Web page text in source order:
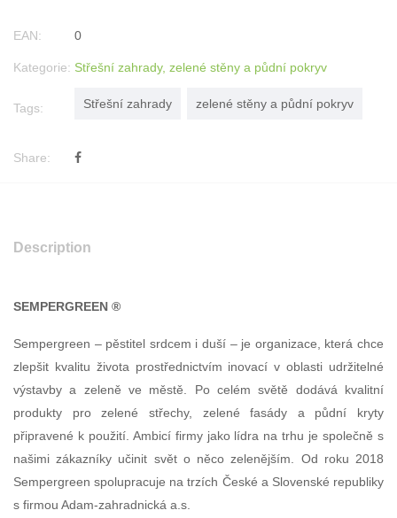
EAN: 0
Kategorie: Střešní zahrady, zelené stěny a půdní pokryv
Tags: Střešní zahrady zelené stěny a půdní pokryv
Share:
Description
SEMPERGREEN ®
Sempergreen – pěstitel srdcem i duší – je organizace, která chce
zlepšit kvalitu života prostřednictvím inovací v oblasti udržitelné
výstavby a zeleně ve městě. Po celém světě dodává kvalitní
produkty pro zelené střechy, zelené fasády a půdní kryty
připravené k použití. Ambicí firmy jako lídra na trhu je společně s
našimi zákazníky učinit svět o něco zelenějším. Od roku 2018
Sempergreen spolupracuje na trzích České a Slovenské republiky
s firmou Adam-zahradnická a.s.